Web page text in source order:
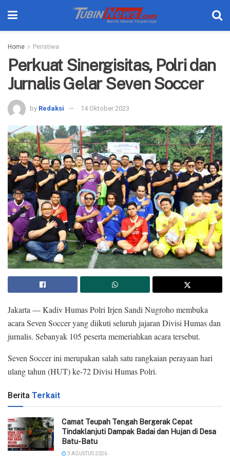
Home Peristiwa
Perkuat Sinergisitas, Polri dan
Jurnalis Gelar Seven Soccer
by Redaksi 14 Oktober 2023
Jakarta — Kadiv Humas Polri Irjen Sandi Nugroho membuka
acara Seven Soccer yang diikuti seluruh jajaran Divisi Humas dan
jurnalis. Sebanyak 105 peserta memeriahkan acara tersebut.
Seven Soccer ini merupakan salah satu rangkaian perayaan hari
ulang tahun (HUT) ke-72 Divisi Humas Polri.
Berita Terkait
Camat Teupah Tengah Bergerak Cepat
Tindaklanjuti Dampak Badai dan Hujan di Desa
Batu-Batu
3 AGUSTUS 2026